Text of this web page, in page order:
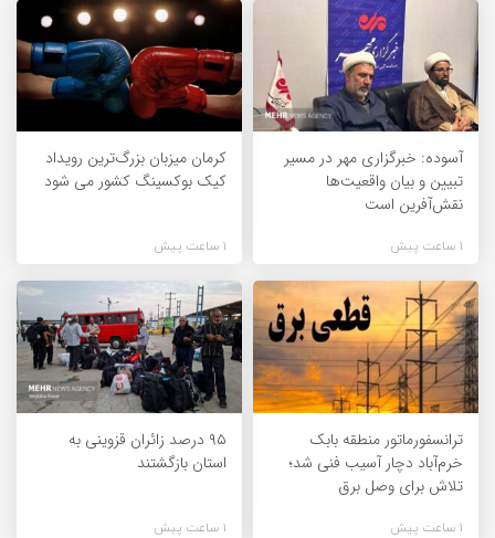
آسوده: خبرگزاری مهر در مسیر
تبیین و بیان واقعیت‌ها
نقش‌آفرین است
1 ساعت پیش
کرمان میزبان بزرگ‌ترین رویداد
کیک‌ بوکسینگ کشور می شود
1 ساعت پیش
ترانسفورماتور منطقه بابک
خرم‌آباد دچار آسیب فنی شد؛
تلاش برای وصل برق
1 ساعت پیش
۹۵ درصد زائران قزوینی به
استان بازگشتند
1 ساعت پیش